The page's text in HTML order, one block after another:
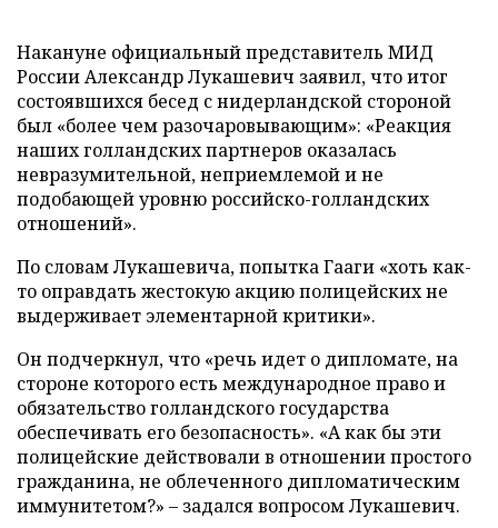
Накануне официальный представитель МИД
России Александр Лукашевич заявил, что итог
состоявшихся бесед с нидерландской стороной
был «более чем разочаровывающим»: «Реакция
наших голландских партнеров оказалась
невразумительной, неприемлемой и не
подобающей уровню российско-голландских
отношений».
По словам Лукашевича, попытка Гааги «хоть как-
то оправдать жестокую акцию полицейских не
выдерживает элементарной критики».
Он подчеркнул, что «речь идет о дипломате, на
стороне которого есть международное право и
обязательство голландского государства
обеспечивать его безопасность». «А как бы эти
полицейские действовали в отношении простого
гражданина, не облеченного дипломатическим
иммунитетом?» – задался вопросом Лукашевич.